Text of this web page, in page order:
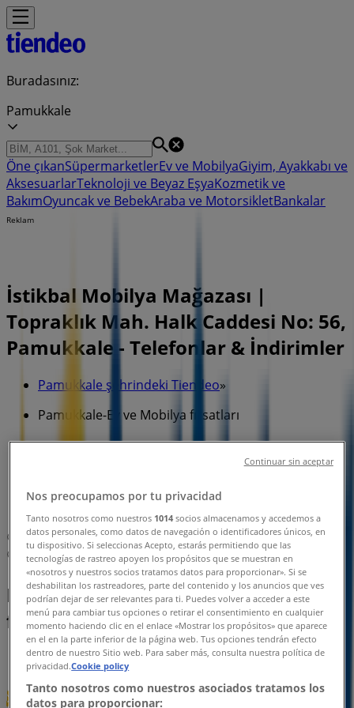
Buradasınız:
Pamukkale
Öne çıkanSüpermarketlerEv ve MobilyaGiyim, Ayakkabı ve
AksesuarlarTeknoloji ve Beyaz EşyaKozmetik ve
BakımOyuncak ve BebekAraba ve MotorsikletBankalar
Reklam
İstikbal Mobilya Mağazası |
Topraklık Mah. Halk Caddesi No: 56,
Pamukkale - Telefonlar & İndirimler
Pamukkale şehrindeki Tiendeo»
Pamukkale-Ev ve Mobilya fırsatları
»
İstikbal Mobilya | Topraklık Mah. Halk Caddesi No:
Harita
(0258) 265 2661
Harita
(0258) 265 2661
Pamukkale-İstikbal Mobilya
fırsatları
Nos preocupamos por tu privacidad
Tanto nosotros como nuestros 1014 socios almacenamos y accedemos a
datos personales, como datos de navegación o identificadores únicos, en
tu dispositivo. Si seleccionas Acepto, estarás permitiendo que las
tecnologías de rastreo apoyen los propósitos que se muestran en
«nosotros y nuestros socios tratamos datos para proporcionar». Si se
deshabilitan los rastreadores, parte del contenido y los anuncios que ves
podrían dejar de ser relevantes para ti. Puedes volver a acceder a este
menú para cambiar tus opciones o retirar el consentimiento en cualquier
momento haciendo clic en el enlace «Mostrar los propósitos» que aparece
en el en la parte inferior de la página web. Tus opciones tendrán efecto
dentro de nuestro Sitio web. Para saber más, consulta nuestra política de
privacidad.Cookie policy
Tanto nosotros como nuestros asociados tratamos los
datos para proporcionar:
Continuar sin aceptar